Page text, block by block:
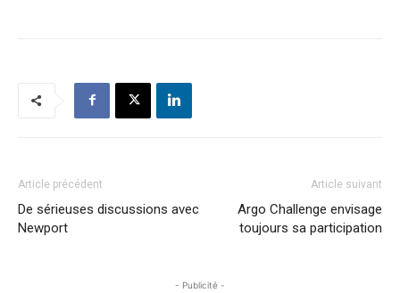
Article précédent
De sérieuses discussions avec
Newport
Article suivant
Argo Challenge envisage
toujours sa participation
- Publicité -